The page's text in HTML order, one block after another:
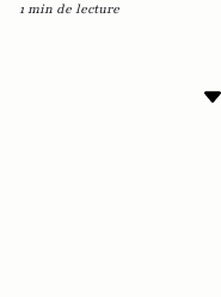
1 min de lecture